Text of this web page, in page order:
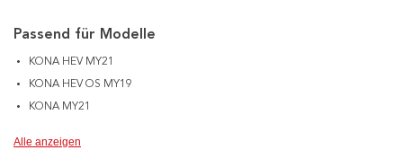
Passend für Modelle
KONA HEV MY21
KONA HEV OS MY19
KONA MY21
Alle anzeigen